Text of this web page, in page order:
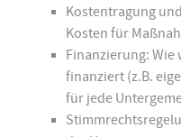
Kostentragung
Kosten für
Finanzierung: Wie
finanziert (z.B.
für jede